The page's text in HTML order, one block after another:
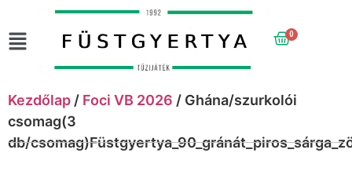
0
Kezdőlap / Foci VB 2026 / Ghána/szurkolói
csomag(3
db/